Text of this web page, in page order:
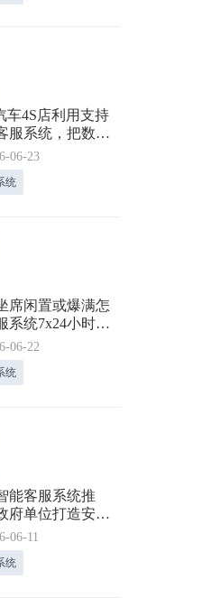
车4S店利用支持
服系统，把数据
06-23
统
席闲置或爆满怎
系统7x24小时响
06-22
统
能客服系统推
府单位打造安全
06-11
统